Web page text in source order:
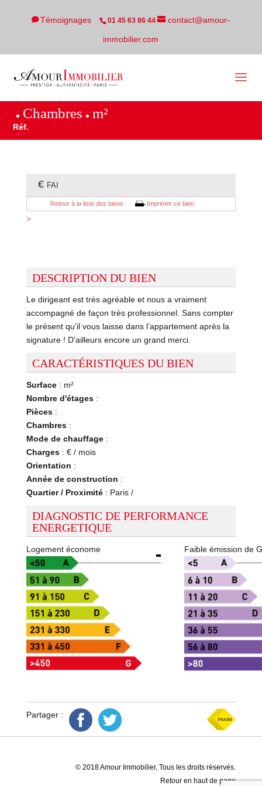
Témoignages 01 45 63 86 44 contact@amour-
immobilier.com
Chambres m²
Réf.
€ FAI
Retour à la liste des biens Imprimer ce bien
>
DESCRIPTION DU BIEN
Le dirigeant est très agréable et nous a vraiment
accompagné de façon très professionnel. Sans compter
le présent qu’il vous laisse dans l’appartement après la
signature ! D’ailleurs encore un grand merci.
CARACTÉRISTIQUES DU BIEN
Surface: m²
Nombre d'étages:
Pièces:
Chambres:
Mode de chauffage:
Charges: € / mois
Orientation :
Année de construction :
Quartier / Proximité: Paris /
DIAGNOSTIC DE PERFORMANCE
ENERGETIQUE
Logement économe Faible émission de
Partager :
© 2018 Amour Immobilier, Tous les droits réservés.
Retour en haut de page